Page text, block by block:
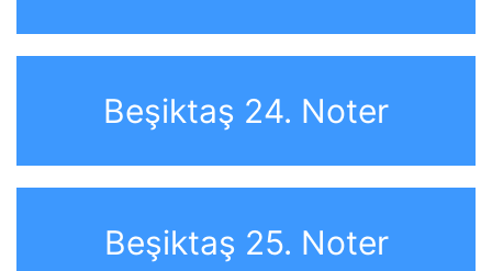
Beşiktaş 24. Noter
Beşiktaş 25. Noter